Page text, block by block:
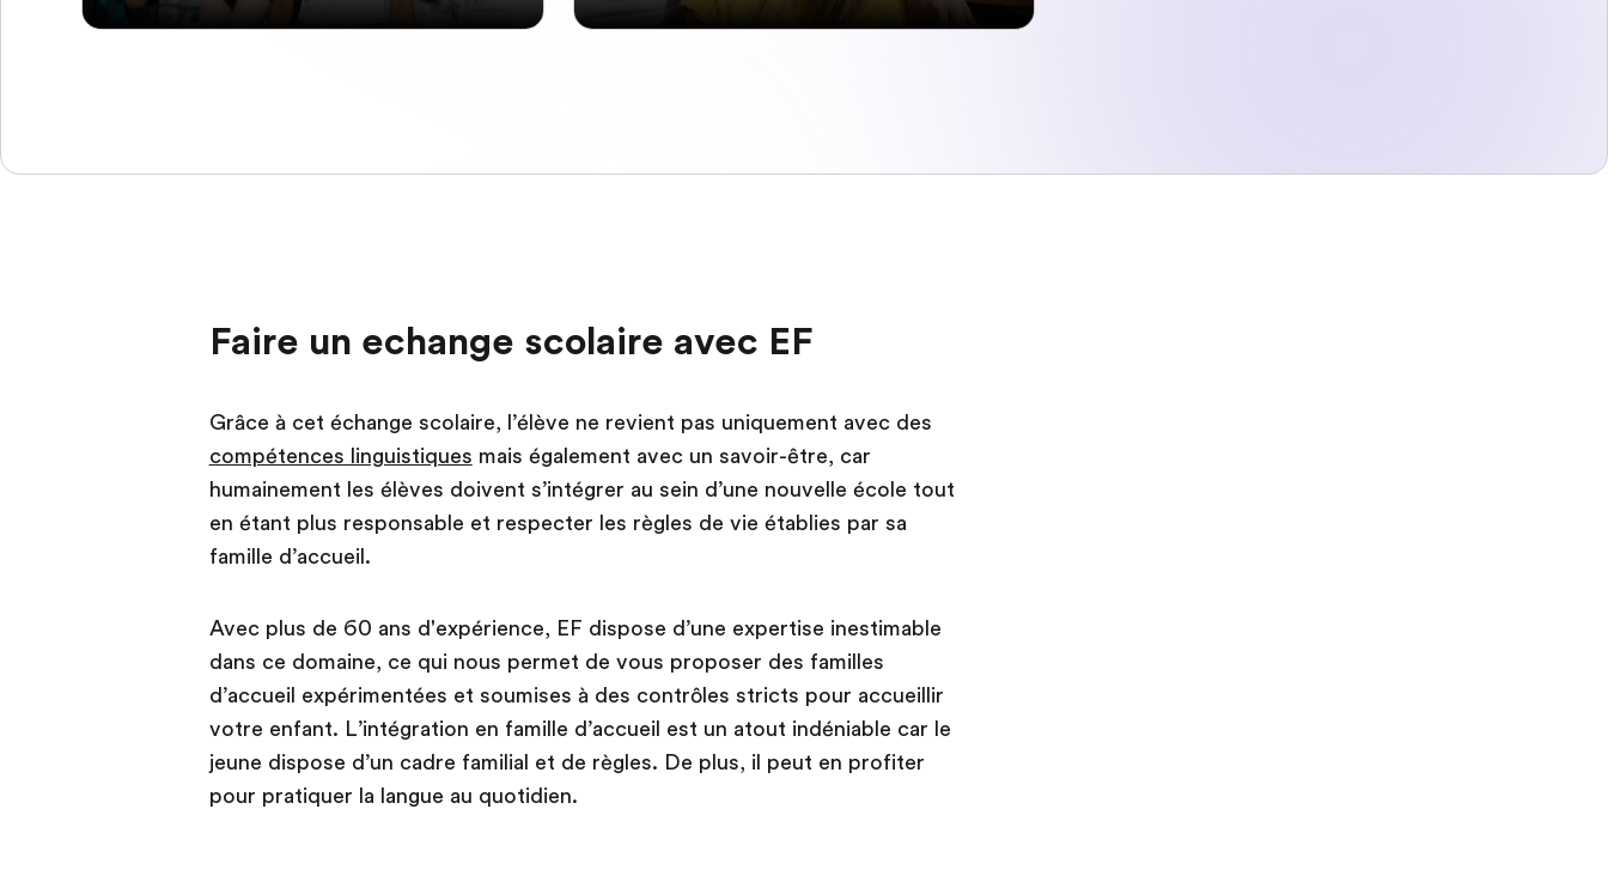
Faire un echange scolaire avec EF
Grâce à cet échange scolaire, l’élève ne revient pas uniquement avec des
compétences linguistiques mais également avec un savoir-être, car
humainement les élèves doivent s’intégrer au sein d’une nouvelle école tout
en étant plus responsable et respecter les règles de vie établies par sa
famille d’accueil.
Avec plus de 60 ans d'expérience, EF dispose d’une expertise inestimable
dans ce domaine, ce qui nous permet de vous proposer des familles
d’accueil expérimentées et soumises à des contrôles stricts pour accueillir
votre enfant. L’intégration en famille d’accueil est un atout indéniable car le
jeune dispose d’un cadre familial et de règles. De plus, il peut en profiter
pour pratiquer la langue au quotidien.